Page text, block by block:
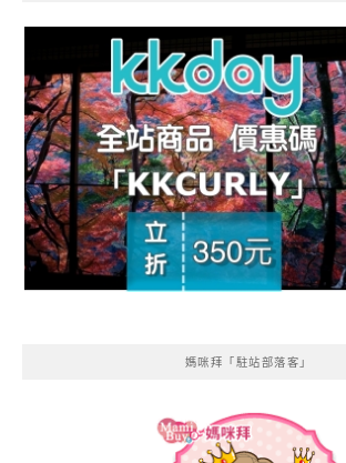
媽咪拜「駐站部落客」